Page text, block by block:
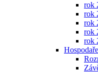
rok
rok
rok
rok
rok